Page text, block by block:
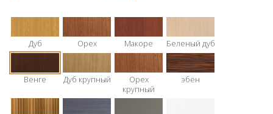
Дуб Орех Макоре Беленый дуб
Венге Дуб крупный
Орех
крупный
эбен